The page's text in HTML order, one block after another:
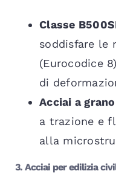
Classe
soddisfare le
(Eurocodice
di
Acciai a
a trazione e
alla
3. Acciai per edilizia